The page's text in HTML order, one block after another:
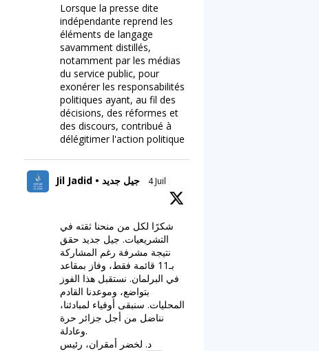
Lorsque la presse dite
indépendante reprend les
éléments de langage
savamment distillés,
notamment par les médias
du service public, pour
exonérer les responsabilités
politiques ayant, au fil des
décisions, des réformes et
des discours, contribué à
délégitimer l'action politique
Jil Jadid • جيل جديد 4 Juil
شكرًا لكل من منحنا ثقته في
التشريعيات. جيل جديد حقق
نتيجة مشرفة رغم المشاركة
بـ11 قائمة فقط، وفاز بمقاعد
في البرلمان. نستقبل هذا الفوز
بتواضع، وموعدنا القادم
المحليات. سنبقى أوفياء لمبادئنا،
نناضل من أجل جزائر حرة
وعادلة.
د. لخضر أمقران، رئيس